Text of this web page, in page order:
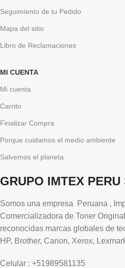
Seguimiento de tu Pedido
Mapa del sitio
Libro de Reclamaciones
MI CUENTA
Mi cuenta
Carrito
Finalizar Compra
Porque cuidamos el medio ambiente
Salvemos el planeta
GRUPO IMTEX PERU
Somos una empresa Peruana ,
Comercializadora de Toner
reconocidas marcas globales de
HP, Brother, Canon, Xerox,
Celular : +51989581135